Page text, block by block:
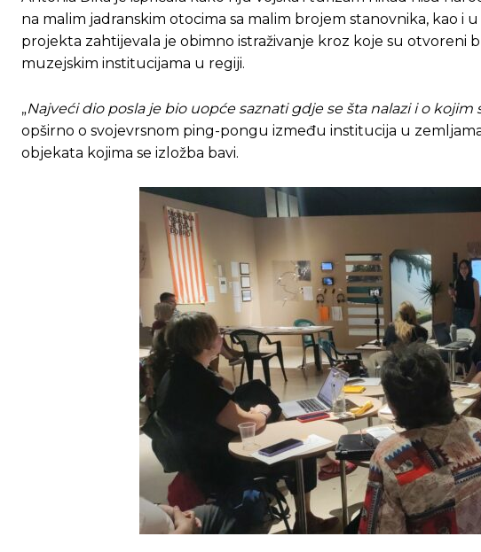
Ovim putem želimo da vam se zahvalimo što ste
[wpuf_form id=”7463”]
Ovim putem želimo da vam se zahvalimo što ste
[wpuf_form id=”7463”]
na malim jadranskim otocima sa malim brojem stanovnika, kao i
projekta zahtijevala je obimno istraživanje kroz koje su otvoreni
muzejskim institucijama u regiji.
„Najveći dio posla je bio uopće saznati gdje se šta nalazi i o kojim
opširno o svojevrsnom ping-pongu između institucija u
objekata kojima se izložba bavi.